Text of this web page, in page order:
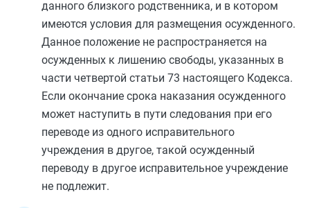
данного близкого родственника, и в котором
имеются условия для размещения осужденного.
Данное положение не распространяется на
осужденных к лишению свободы, указанных в
части четвертой статьи 73 настоящего Кодекса.
Если окончание срока наказания осужденного
может наступить в пути следования при его
переводе из одного исправительного
учреждения в другое, такой осужденный
переводу в другое исправительное учреждение
не подлежит.